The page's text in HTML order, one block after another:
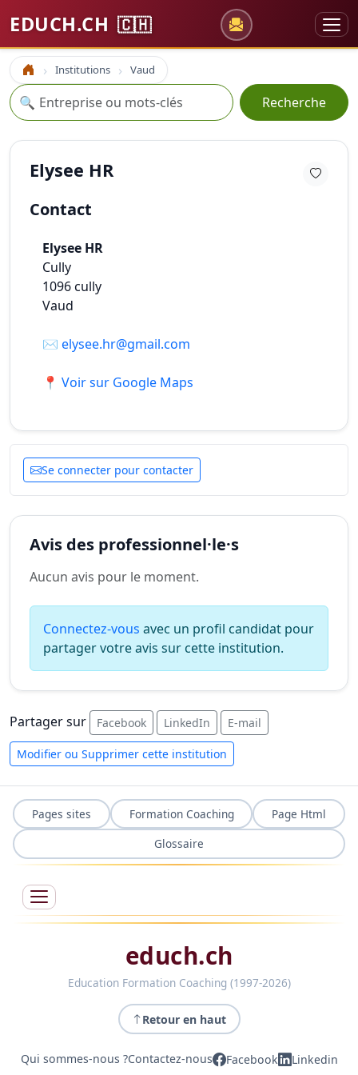
EDUCH.CH 🇨🇭
Accueil Institutions Vaud
Recherche
🔍 Recherche
Elysee HR
Contact
Elysee HR
Cully
1096cully
Vaud
✉️ elysee.hr@gmail.com
📍 Voir sur Google Maps
Se connecter pour contacter
Avis des professionnel·le·s
Aucun avis pour le moment.
Connectez-vous avec un profil candidat pour
partager votre avis sur cette institution.
Partager sur Facebook LinkedIn E-mail
Modifier ou Supprimer cette institution
Pages sites Formation Coaching
Page Html
Glossaire
educh.ch
Education Formation Coaching (1997-2026)
Retour en haut
Qui sommes-nous ?Contactez-nous Facebook Linkedin